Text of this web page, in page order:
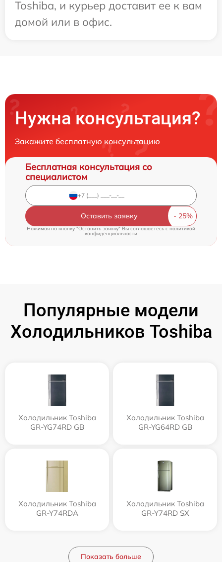
Toshiba, и курьер доставит ее к вам
домой или в офис.
Нужна консультация?
Закажите бесплатную консультацию
Бесплатная консультация со
специалистом
Оставить заявку
Нажимая на кнопку "Оставить заявку" Вы соглашаетесь cполитикой
конфиденциальности
Популярные модели
Холодильников Toshiba
Холодильник Toshiba
GR-YG74RD GB
Холодильник Toshiba
GR-YG64RD GB
Холодильник Toshiba
GR-Y74RDA
Холодильник Toshiba
GR-Y74RD SX
Показать больше